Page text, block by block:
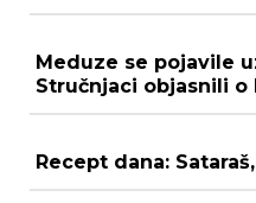
Meduze se pojavile
Stručnjaci objasnili
Recept dana: